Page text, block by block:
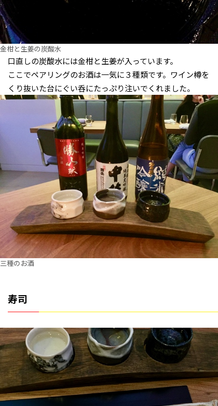
金柑と生姜の炭酸水
口直しの炭酸水には金柑と生姜が入っています。
ここでペアリングのお酒は一気に３種類です。ワイン樽を
くり抜いた台にぐい呑にたっぷり注いでくれました。
三種のお酒
寿司